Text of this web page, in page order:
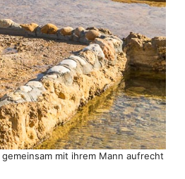
mit ihrem Mann aufrecht